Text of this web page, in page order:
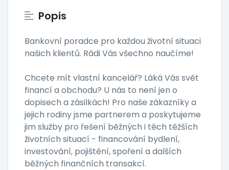
Popis
Bankovní poradce pro každou životní situaci
našich klientů. Rádi Vás všechno naučíme!
Chcete mít vlastní kancelář? Láká Vás svět
financí a obchodu? U nás to není jen o
dopisech a zásilkách! Pro naše zákazníky a
jejich rodiny jsme partnerem a poskytujeme
jim služby pro řešení běžných i těch těžších
životních situací - financování bydlení,
investování, pojištění, spoření a dalších
běžných finančních transakcí.